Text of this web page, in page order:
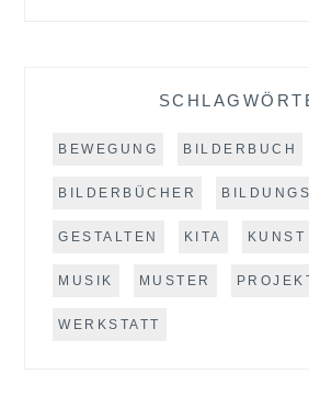
BEWEGUNG BILDERBUCH
BILDERBÜCHER
GESTALTEN KITA KUNST
MUSIK MUSTER
WERKSTATT